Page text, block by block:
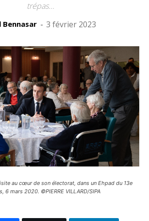
trépas...
Bennasar - 3 février 2023
au cœur de son électorat, dans un Ehpad du 13e
6 mars 2020. ©PIERRE VILLARD/SIPA